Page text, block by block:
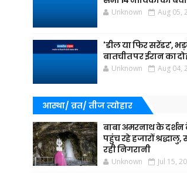
Unknown Aug 05,
'डील या फिर सरेंडर',
बातचीत पर ईरान का
Unknown Aug 04,
आस्था/ व्रत/ तीज त्‍योहार
बाबा अमरनाथ के दर्शन
पहुंच रहे हजारों श्रद्धालु,
रही निगरानी
Unknown Jul 15,